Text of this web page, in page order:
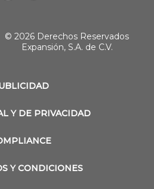
Y DE PRIVACIDAD
Y CONDICIONES
© 2026 Derechos Reservados
Expansión, S.A. de C.V.